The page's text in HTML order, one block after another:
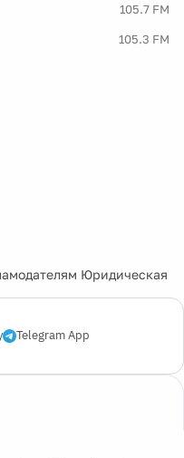
105.7 FM
105.3 FM
Юридическая
Telegram App